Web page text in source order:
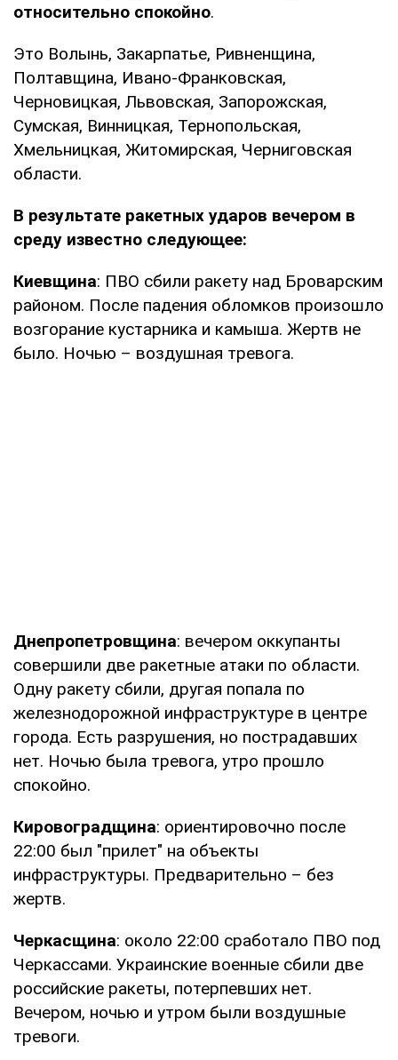
относительно спокойно.
Это Волынь, Закарпатье, Ривненщина,
Полтавщина, Ивано-Франковская,
Черновицкая, Львовская, Запорожская,
Сумская, Винницкая, Тернопольская,
Хмельницкая, Житомирская, Черниговская
области.
В результате ракетных ударов вечером в
среду известно следующее:
Киевщина: ПВО сбили ракету над Броварским
районом. После падения обломков произошло
возгорание кустарника и камыша. Жертв не
было. Ночью – воздушная тревога.
Днепропетровщина: вечером оккупанты
совершили две ракетные атаки по области.
Одну ракету сбили, другая попала по
железнодорожной инфраструктуре в центре
города. Есть разрушения, но пострадавших
нет. Ночью была тревога, утро прошло
спокойно.
Кировоградщина: ориентировочно после
22:00 был "прилет" на объекты
инфраструктуры. Предварительно – без
жертв.
Черкасщина: около 22:00 сработало ПВО под
Черкассами. Украинские военные сбили две
российские ракеты, потерпевших нет.
Вечером, ночью и утром были воздушные
тревоги.